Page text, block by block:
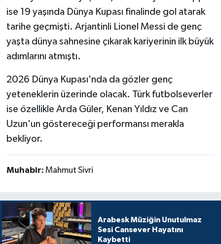
ise 19 yaşında Dünya Kupası finalinde gol atarak
tarihe geçmişti. Arjantinli Lionel Messi de genç
yaşta dünya sahnesine çıkarak kariyerinin ilk büyük
adımlarını atmıştı.
2026 Dünya Kupası'nda da gözler genç
yeteneklerin üzerinde olacak. Türk futbolseverler
ise özellikle Arda Güler, Kenan Yıldız ve Can
Uzun'un göstereceği performansı merakla
bekliyor.
Muhabir: Mahmut Sivri
Arabesk Müziğin Unutulmaz
Sesi Cansever Hayatını
Kaybetti